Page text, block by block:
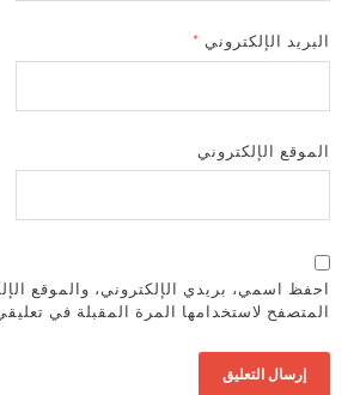
البريد الإلكتروني *
الموقع الإلكتروني
احفظ اسمي، بريدي الإلكتروني، والموقع
المتصفح لاستخدامها المرة المقبلة في